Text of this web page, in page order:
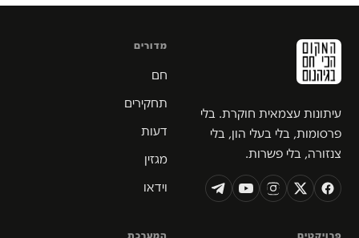
עיתונות עצמאית חוקרת. בלי
פרסומות, בלי בעלי הון, בלי
צנזורה, בלי פשרות.
מדורים
חם
תחקירים
דעות
מגזין
וידאו
פרויקטים המערכת